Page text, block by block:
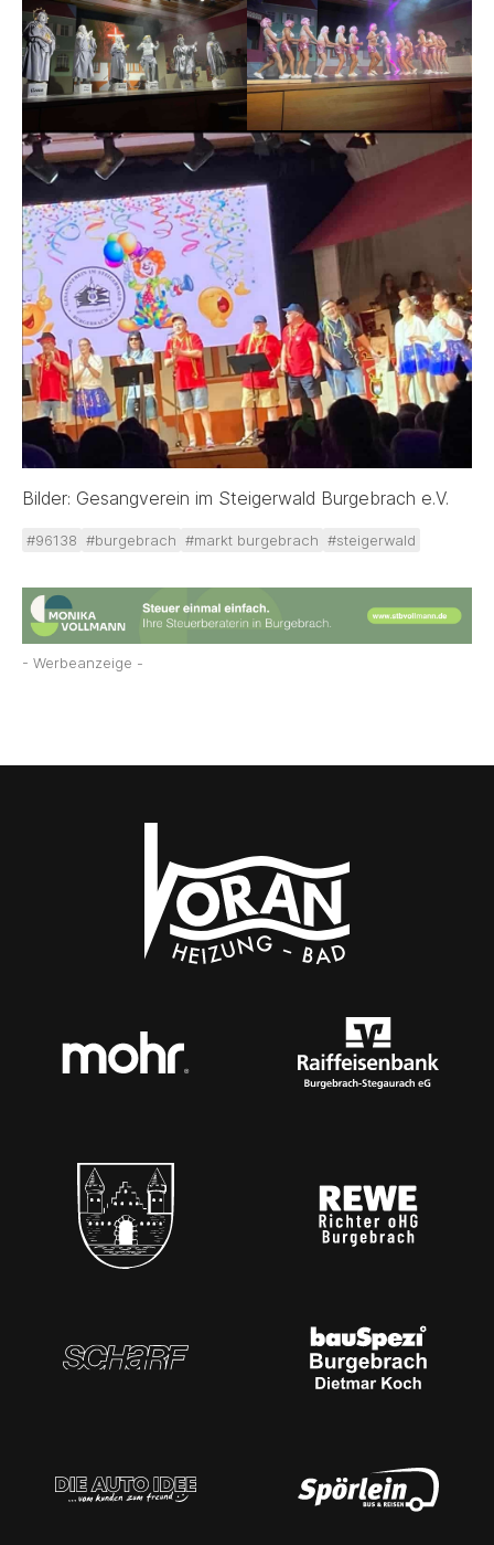
Bilder: Gesangverein im Steigerwald Burgebrach e.V.
#96138 #burgebrach #markt burgebrach #steigerwald
- Werbeanzeige -